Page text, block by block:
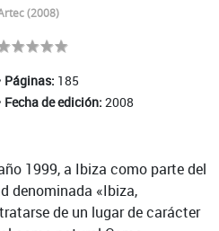
(2008)
Páginas: 185
Fecha de edición: 2008
1999, a Ibiza como parte del
denominada «Ibiza,
de un lugar de carácter